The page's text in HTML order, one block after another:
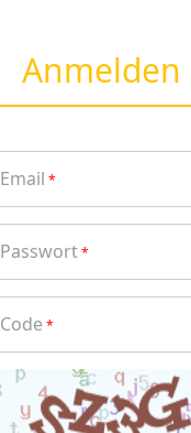
Anmelden
Email *
Passwort*
Code *